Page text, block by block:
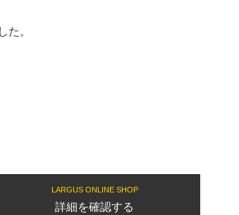
た。
LARGUS ONLINE SHOP
詳細を確認する